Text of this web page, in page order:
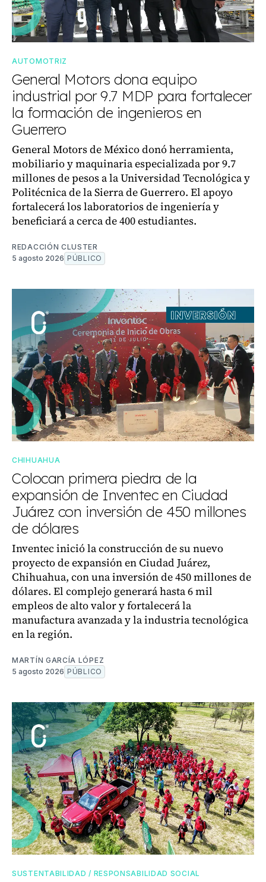
AUTOMOTRIZ
General Motors dona equipo
industrial por 9.7 MDP para fortalecer
la formación de ingenieros en
Guerrero
General Motors de México donó herramienta,
mobiliario y maquinaria especializada por 9.7
millones de pesos a la Universidad Tecnológica y
Politécnica de la Sierra de Guerrero. El apoyo
fortalecerá los laboratorios de ingeniería y
beneficiará a cerca de 400 estudiantes.
REDACCIÓN CLUSTER
5 agosto 2026 PÚBLICO
CHIHUAHUA
Colocan primera piedra de la
expansión de Inventec en Ciudad
Juárez con inversión de 450 millones
de dólares
Inventec inició la construcción de su nuevo
proyecto de expansión en Ciudad Juárez,
Chihuahua, con una inversión de 450 millones de
dólares. El complejo generará hasta 6 mil
empleos de alto valor y fortalecerá la
manufactura avanzada y la industria tecnológica
en la región.
MARTÍN GARCÍA LÓPEZ
5 agosto 2026 PÚBLICO
SUSTENTABILIDAD / RESPONSABILIDAD SOCIAL